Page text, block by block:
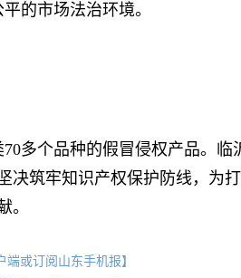
的市场法治环境。
个品种的假冒侵权产品。临
决筑牢知识产权保护防线，为
。
端或订阅山东手机报】